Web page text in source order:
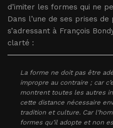
d’imiter les formes qui ne
Dans l’une de ses prises
s’adressant à François
clarté :
La forme ne doit pas être
impropre au contraire ; car
montrent toutes les autres
cette distance nécessaire
tradition et culture. Car
formes qu’il adopte et non